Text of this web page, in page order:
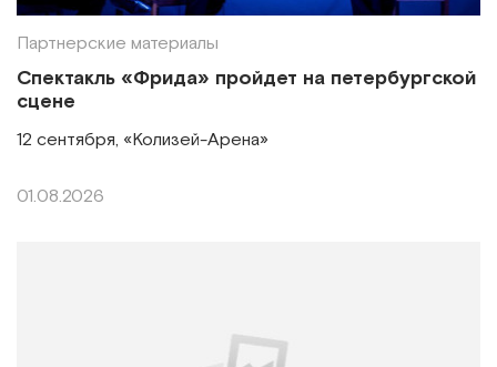
Партнерские материалы
Спектакль «Фрида» пройдет на петербургской
сцене
12 сентября, «Колизей-Арена»
01.08.2026